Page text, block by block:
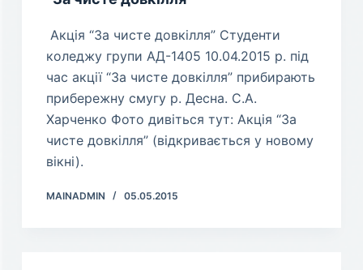
Акція “За чисте довкілля” Студенти
коледжу групи АД-1405 10.04.2015 р. під
час акції “За чисте довкілля” прибирають
прибережну смугу р. Десна. С.А.
Харченко Фото дивіться тут: Акція “За
чисте довкілля” (відкривається у новому
вікні).
MAINADMIN 05.05.2015